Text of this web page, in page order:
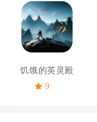
饥饿的英灵殿
9